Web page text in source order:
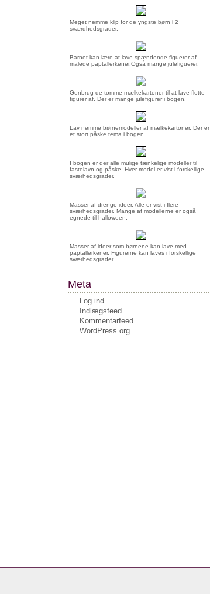
Meget nemme klip for de yngste børn i 2
sværdhedsgrader.
Barnet kan lære at lave spændende figuerer af
malede paptallerkener.Også mange julefiguerer.
Genbrug de tomme mælkekartoner til at lave flotte
figurer af. Der er mange julefigurer i bogen.
Lav nemme børnemodeller af mælkekartoner. Der er
et stort påske tema i bogen.
I bogen er der alle mulige tænkelige modeller til
fastelavn og påske. Hver model er vist i forskellige
sværhedsgrader.
Masser af drenge ideer. Alle er vist i flere
sværhedsgrader. Mange af modellerne er også
egnede til halloween.
Masser af ideer som børnene kan lave med
paptallerkener. Figurerne kan laves i forskellige
sværhedsgrader
Meta
Log ind
Indlægsfeed
Kommentarfeed
WordPress.org